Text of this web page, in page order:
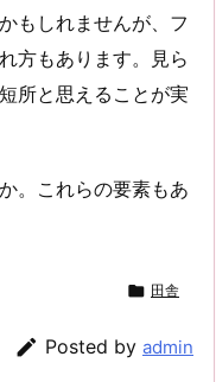
もしれませんが、フ
方もあります。見ら
所と思えることが実
。これらの要素もあ
 田舎
 Posted by admin